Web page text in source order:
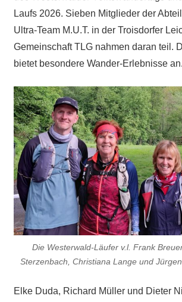
Laufs 2026. Sieben Mitglieder der
Ultra-Team M.U.T. in der Troisdorfer
Gemeinschaft TLG nahmen daran teil.
bietet besondere Wander-Erlebnisse an.
Die Westerwald-Läufer v.l. Frank
Sterzenbach, Christiana Lange und
Elke Duda, Richard Müller und Dieter